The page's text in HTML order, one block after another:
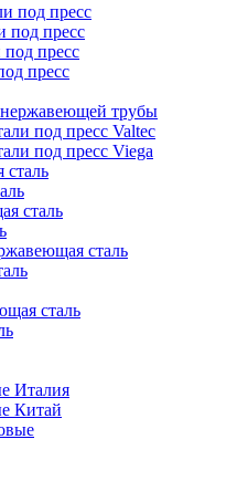
под пресс
под пресс
пресс
пресс
трубы
под пресс Valtec
под пресс Viega
сталь
сталь
сталь
сталь
Италия
Китай